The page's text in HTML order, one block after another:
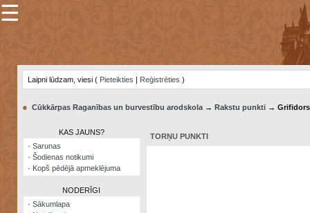
×
Šodienas
notikumi
☰
Laipni lūdzam, viesi ( Pieteikties | Reģistrēties )
● Cūkkārpas Raganības un burvestību arodskola→ Rakstu punkti→ Grifidors
KAS JAUNS?
· Sarunas
· Šodienas notikumi
· Kopš pēdējā apmeklējuma
NODERĪGI
· Sākumlapa
TORŅU PUNKTI